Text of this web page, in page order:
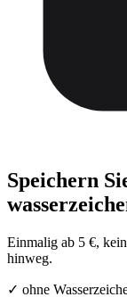
Speichern
Einmalig ab 5 €,
hinweg.
✓ ohne